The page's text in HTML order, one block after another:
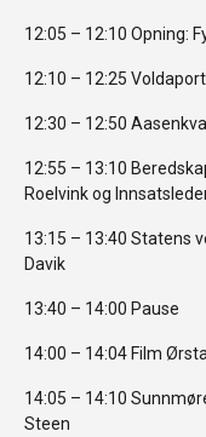
12:05 – 12:10 Opning:
12:10 – 12:25
12:30 – 12:50
12:55 – 13:10
Roelvink og
13:15 – 13:40 Statens
Davik
13:40 – 14:00 Pause
14:00 – 14:04 Film Ørsta
14:05 – 14:10
Steen